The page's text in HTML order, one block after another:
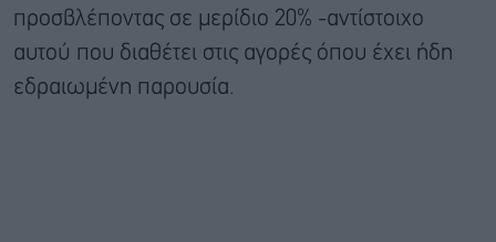
προσβλέποντας σε μερίδιο 20% -αντίστοιχο
αυτού που διαθέτει στις αγορές όπου έχει ήδη
εδραιωμένη παρουσία.